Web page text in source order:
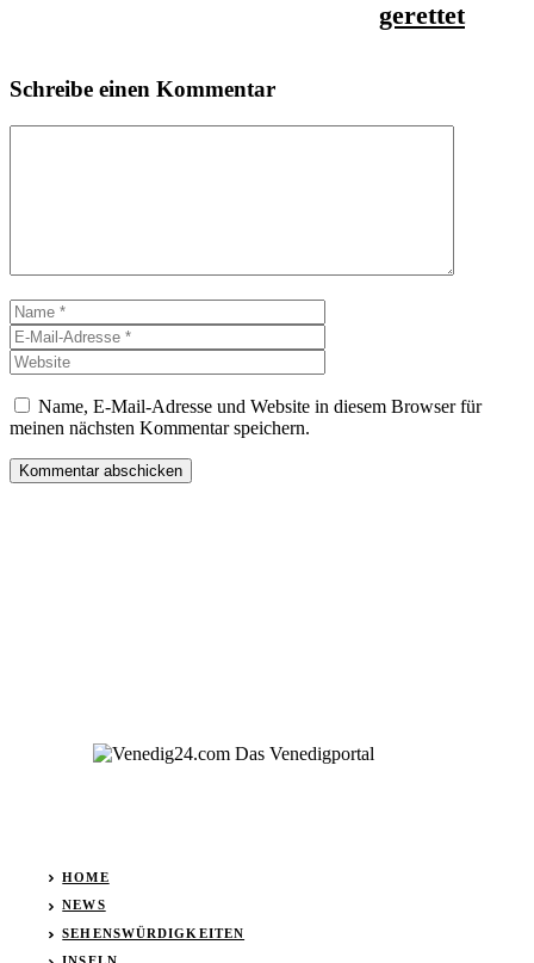
gerettet
Schreibe einen Kommentar
Name
Mail-
Adresse
Name, E-Mail-Adresse und Website in diesem Browser für
meinen nächsten Kommentar speichern.
HOME
NEWS
SEHENSWÜRDIGKEITEN